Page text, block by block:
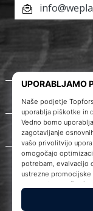
O nas
Storitve za